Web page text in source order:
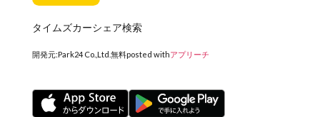
タイムズカーシェア検索
開発元:Park24 Co.,Ltd. 無料posted withアプリーチ